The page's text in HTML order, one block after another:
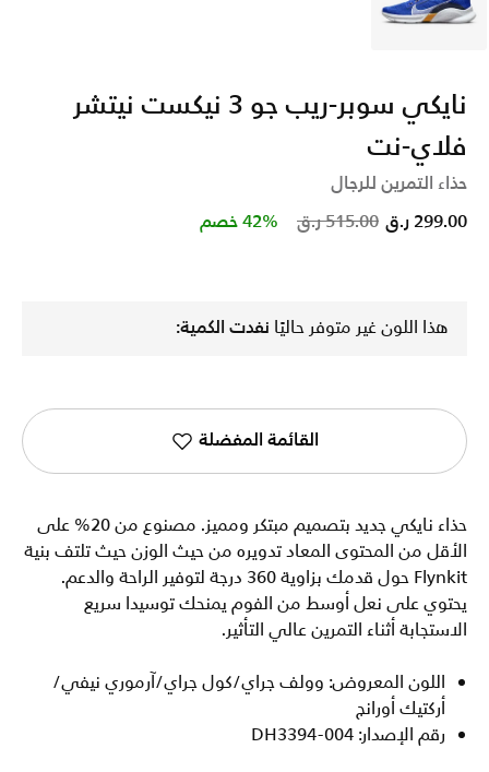
نايكي سوبر-ريب جو 3 نيكست نيتشر
فلاي-نت
حذاء التمرين للرجال
Price reduced from
515.00 ر.ق to 299.00 ر.ق 42% خصم
هذا اللون غير متوفر حاليًا نفدت الكمية:
القائمة المفضلة
حذاء نايكي جديد بتصميم مبتكر ومميز. مصنوع من 20% على
الأقل من المحتوى المعاد تدويره من حيث الوزن حيث تلتف بنية
Flynkit حول قدمك بزاوية 360 درجة لتوفير الراحة والدعم.
يحتوي على نعل أوسط من الفوم يمنحك توسيدا سريع
الاستجابة أثناء التمرين عالي التأثير.
اللون المعروض: وولف جراي/كول جراي/آرموري نيفي/
أركتيك أورانج
رقم الإصدار: DH3394-004